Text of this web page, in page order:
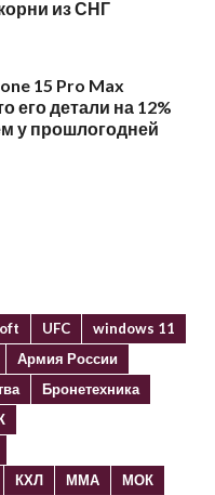
из СНГ
15 Pro Max
его детали на 12%
у прошлогодней
UFC
windows 11
Армия России
Бронетехника
КХЛ ММА
МОК